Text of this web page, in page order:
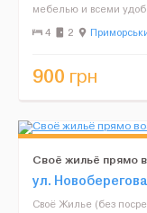
мебелью и всеми
диван, комод,
4 2
900 грн
Своё жильё прямо
ул.
Своё Жилье (без